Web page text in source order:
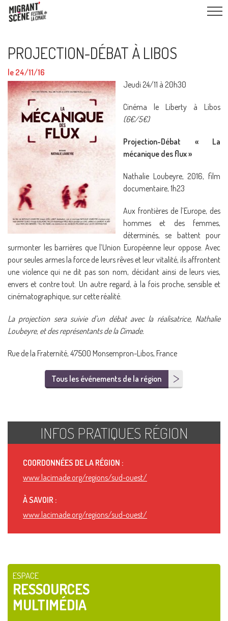
PROJECTION-DÉBAT À LIBOS
le 24/11/16
Jeudi 24/11 à 20h30
Cinéma le Liberty à Libos
(6€/5€)
Projection-Débat « La
mécanique des flux »
Nathalie Loubeyre, 2016, film
documentaire, 1h23
Aux frontières de l’Europe, des
hommes et des femmes,
déterminés, se battent pour
surmonter les barrières que l’Union Européenne leur oppose. Avec
pour seules armes la force de leurs rêves et leur vitalité, ils affrontent
une violence qui ne dit pas son nom, décidant ainsi de leurs vies,
envers et contre tout. Un autre regard, à la fois proche, sensible et
cinématographique, sur cette réalité.
La projection sera suivie d’un débat avec la réalisatrice, Nathalie
Loubeyre, et des représentants de la Cimade.
Rue de la Fraternité, 47500 Monsempron-Libos, France
Tous les événements de la région
INFOS PRATIQUES RÉGION
COORDONNÉES DE LA RÉGION :
www.lacimade.org/regions/sud-ouest/
À SAVOIR :
www.lacimade.org/regions/sud-ouest/
ESPACE
RESSOURCES
MULTIMÉDIA